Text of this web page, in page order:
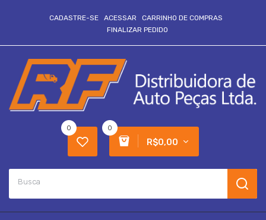
CADASTRE-SE ACESSAR
CARRINHO DE COMPRAS
FINALIZAR PEDIDO
0
R$0,00
0